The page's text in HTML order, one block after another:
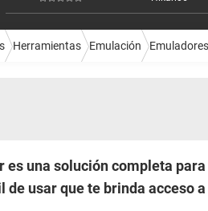
Herramientas Emulación
es una solución completa
usar que te brinda acceso